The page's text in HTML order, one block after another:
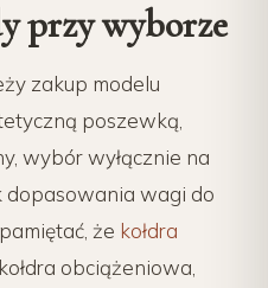
przy wyborze
zakup modelu
poszewką,
wybór wyłącznie na
wagi do
że kołdra
obciążeniowa,